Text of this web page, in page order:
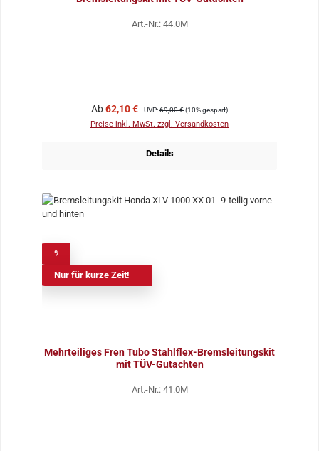
Art.-Nr.: 44.0M
Verkaufspreis:
Ab62,10 € Regulärer Preis:
UVP:69,00 €(10% gespart)
Preise inkl. MwSt. zzgl. Versandkosten
Details
Nur für kurze Zeit!
Mehrteiliges Fren Tubo Stahlflex-Bremsleitungskit
mit TÜV-Gutachten
Art.-Nr.: 41.0M